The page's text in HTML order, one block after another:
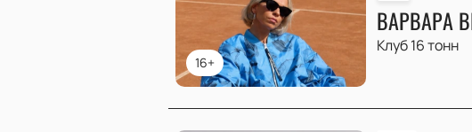
16+
ВАРВАРА
Клуб 16 тонн